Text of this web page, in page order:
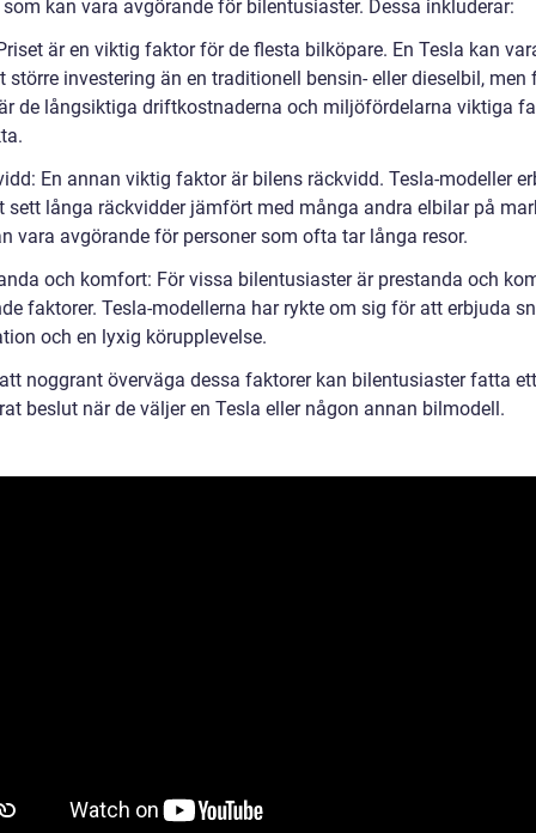
kan vara avgörande för bilentusiaster. Dessa inkluderar:
är en viktig faktor för de flesta bilköpare. En Tesla kan
större investering än en traditionell bensin- eller dieselbil, men
de långsiktiga driftkostnaderna och miljöfördelarna viktiga
En annan viktig faktor är bilens räckvidd. Tesla-modeller
sett långa räckvidder jämfört med många andra elbilar på
vara avgörande för personer som ofta tar långa resor.
och komfort: För vissa bilentusiaster är prestanda och
faktorer. Tesla-modellerna har rykte om sig för att erbjuda
och en lyxig körupplevelse.
noggrant överväga dessa faktorer kan bilentusiaster fatta ett
beslut när de väljer en Tesla eller någon annan bilmodell.